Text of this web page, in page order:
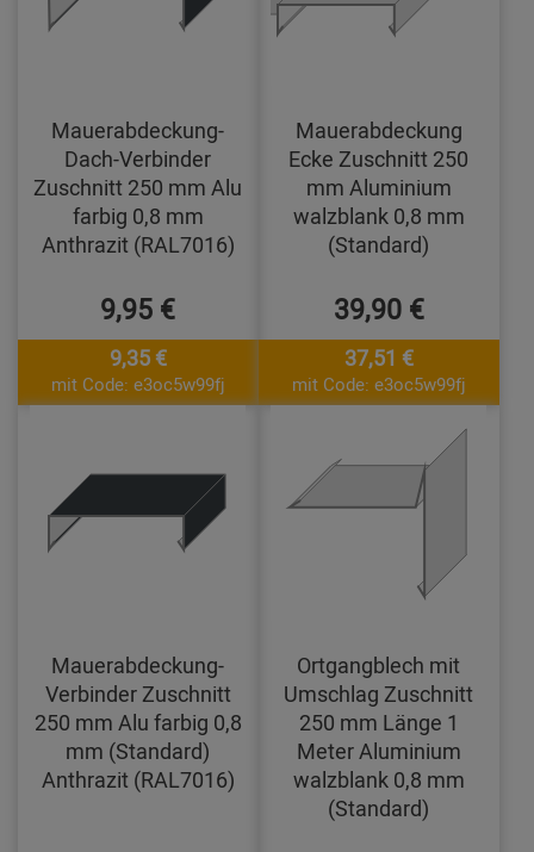
Mauerabdeckung-
Dach-Verbinder
Zuschnitt 250 mm Alu
farbig 0,8 mm
Anthrazit (RAL7016)
9,95 €
9,35 €
mit Code: e3oc5w99fj
Mauerabdeckung
Ecke Zuschnitt 250
mm Aluminium
walzblank 0,8 mm
(Standard)
39,90 €
37,51 €
mit Code: e3oc5w99fj
Mauerabdeckung-
Verbinder Zuschnitt
250 mm Alu farbig 0,8
mm (Standard)
Anthrazit (RAL7016)
Ortgangblech mit
Umschlag Zuschnitt
250 mm Länge 1
Meter Aluminium
walzblank 0,8 mm
(Standard)